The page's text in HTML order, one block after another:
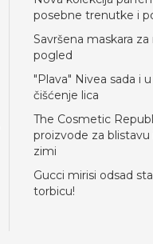
posebne trenutke i
Savršena maskara
pogled
"Plava" Nivea sada i
čišćenje lica
The Cosmetic
proizvode za blistavu
zimi
Gucci mirisi odsad
torbicu!